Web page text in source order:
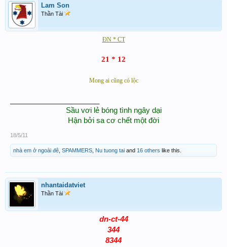
Lam Son
Thần Tài
ĐN * CT
21 * 12
Mong ai cũng có lộc
Sầu vơi lẻ bóng tình ngây dại
Hận bởi sa cơ chết một đời
18/5/11
nhà em ở ngoài đê SPAMMERS Nu tuong tai and 16 others like this.
nhantaidatviet
Thần Tài
dn-ct-44
344
8344